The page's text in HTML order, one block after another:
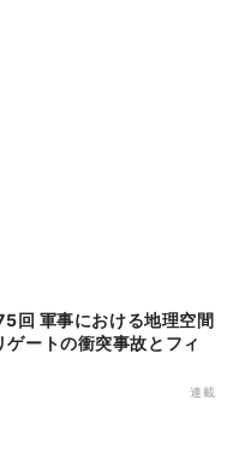
回 軍事における地理空間
ートの衝突事故とフィ
連載